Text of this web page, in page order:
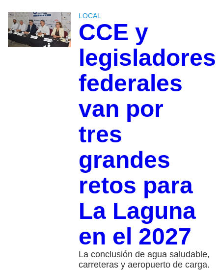
LOCAL
CCE y
legisladores
federales
van por
tres
grandes
retos para
La Laguna
en el 2027
La conclusión de agua saludable,
carreteras y aeropuerto de carga.